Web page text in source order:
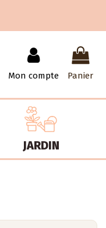
Mon compte Panier
JARDIN